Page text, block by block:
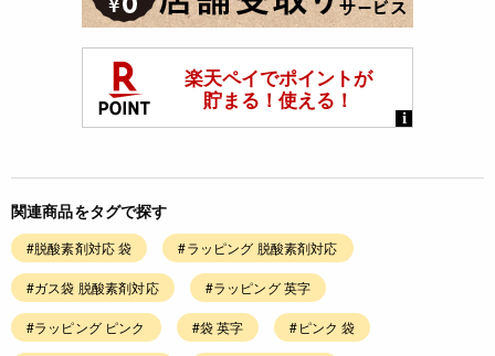
関連商品をタグで探す
#脱酸素剤対応 袋 #ラッピング 脱酸素剤対応
#ガス袋 脱酸素剤対応 #ラッピング 英字
#ラッピング ピンク #袋 英字 #ピンク 袋